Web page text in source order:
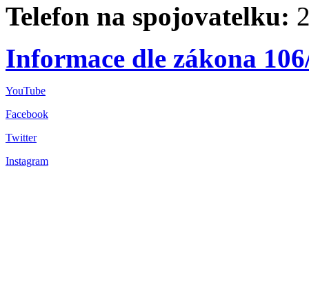
Telefon na spojovatelku:
Informace dle zákona
YouTube
Facebook
Twitter
Instagram